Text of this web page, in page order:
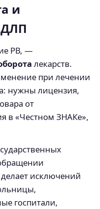
и
РВ, —
лекарств.
при лечении
нужны лицензия,
от
в «Честном ЗНАКе»,
исключений
госпитали,